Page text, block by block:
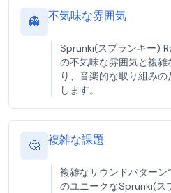
👻 不気味な雰囲気
Sprunki(スプランキー)
の不気味な雰囲気と複雑
り、音楽的な取り組み
します。
🤔 複雑な課題
複雑なサウンドパターン
のユニークなSprunki(ス